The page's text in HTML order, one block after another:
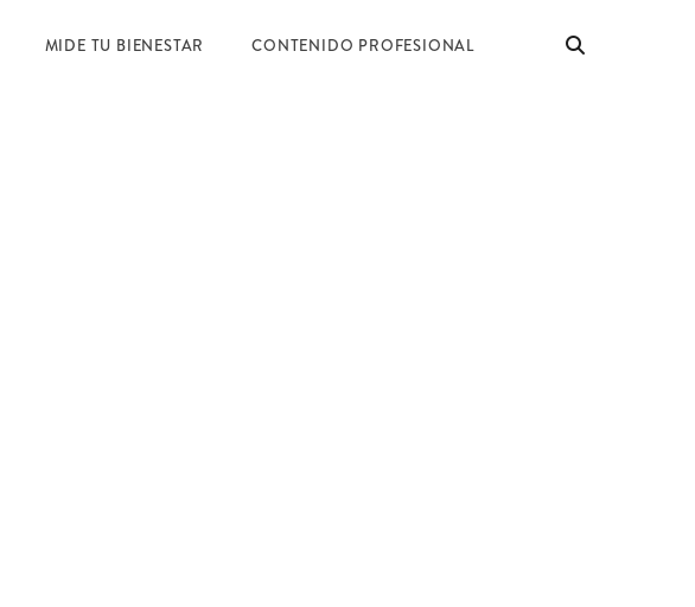
MIDE TU BIENESTAR CONTENIDO PROFESIONAL